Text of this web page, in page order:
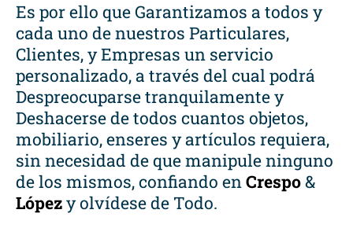
Es por ello que Garantizamos a todos y
cada uno de nuestros Particulares,
Clientes, y Empresas un servicio
personalizado, a través del cual podrá
Despreocuparse tranquilamente y
Deshacerse de todos cuantos objetos,
mobiliario, enseres y artículos requiera,
sin necesidad de que manipule ninguno
de los mismos, confiando enCrespo&
Lópezy olvídese de Todo.